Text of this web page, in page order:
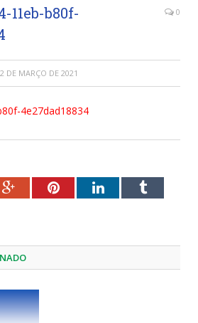
11eb-b80f-
0
DE MARÇO DE 2021
4e27dad18834
Google+PinterestLinkedInTumblr